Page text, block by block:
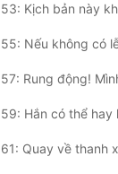
Kịch bản này
Nếu không có
Rung động!
Hắn có thể
Quay về thanh